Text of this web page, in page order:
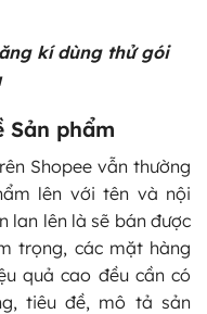
kí dùng thử gói
Sản phẩm
Shopee vẫn thường
lên với tên và nội
lan lên là sẽ bán được
trọng, các mặt hàng
quả cao đều cần có
tiêu đề, mô tả sản